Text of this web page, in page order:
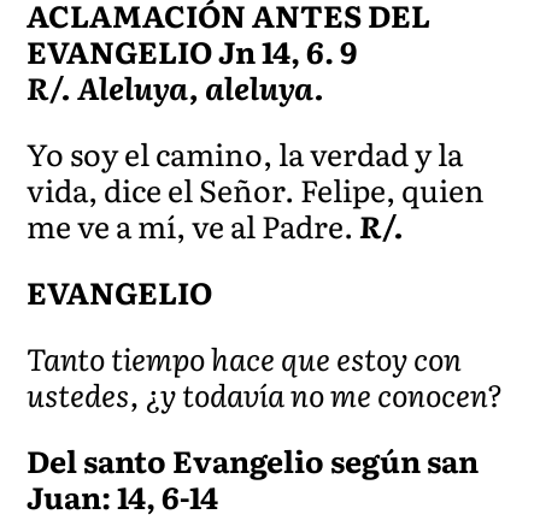
ACLAMACIÓN ANTES DEL
EVANGELIO Jn 14, 6. 9
R/. Aleluya, aleluya.
Yo soy el camino, la verdad y la
vida, dice el Señor. Felipe, quien
me ve a mí, ve al Padre.R/.
EVANGELIO
Tanto tiempo hace que estoy con
ustedes, ¿y todavía no me conocen?
Del santo Evangelio según san
Juan: 14, 6-14